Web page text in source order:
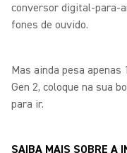
conversor digital-para-
fones de ouvido.
Mas ainda pesa apenas
Gen 2, coloque na sua
para ir.
SAIBA MAIS SOBRE A